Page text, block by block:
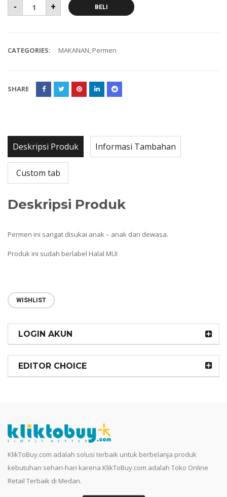
- + BELI
CATEGORIES: MAKANAN, Permen
SHARE
Deskripsi Produk Informasi Tambahan
Custom tab
Deskripsi Produk
Permen ini sangat disukai anak – anak dan dewasa.
Produk ini sudah berlabel Halal MUI
WISHLIST
LOGIN AKUN
EDITOR CHOICE
KlikToBuy.com adalah solusi terbaik untuk berbelanja produk
kebutuhan sehari-hari karena KlikToBuy.com adalah Toko Online
Retail Terbaik di Medan.